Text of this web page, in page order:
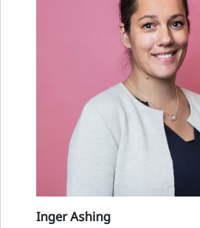
Inger Ashing